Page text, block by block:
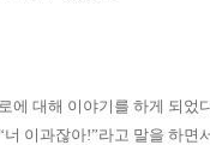
에 대해 이야기를 하게 되었
너 이과잖아!”라고 말을 하면